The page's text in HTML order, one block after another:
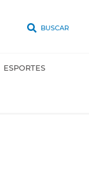
BUSCAR
ESPORTES